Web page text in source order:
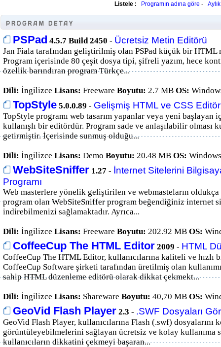
Listele : Programın adına göre -
PSPad 4.5.7 Build 2450 - Ücretsiz Metin Editörü
Jan Fiala tarafından geliştirilmiş olan PSPad küçük bir HTML
Program içerisinde 80 çeşit dosya tipi, şifreli yazım, hece
özellik barındıran program Türkçe...
Dili: İngilizce Lisans: Freeware Boyutu: 2.7 MB OS:
TopStyle 5.0.0.89 - Gelişmiş HTML ve CSS
TopStyle programı web tasarım yapanlar veya yeni
kullanışlı bir editördür. Program sade ve anlaşılabilir olması
getirmiştir. İçerisinde sunmuş olduğu...
Dili: İngilizce Lisans: Demo Boyutu: 20.48 MB OS:
WebSiteSniffer 1.27 - İnternet Sitelerini
Programı
Web masterlere yönelik geliştirilen ve webmasteların
program olan WebSiteSniffer program beğendiğiniz internet
indirebilmenizi sağlamaktadır. Ayrıca...
Dili: İngilizce Lisans: Freeware Boyutu: 202.92 MB OS:
CoffeeCup The HTML Editor 2009 - HTML
CoffeeCup The HTML Editor, kullanıcılarına kaliteli ve hızlı
CoffeeCup Software şirketi tarafından üretilmiş olan
sahip HTML düzenleme editörü olarak dikkat çekmekt...
Dili: İngilizce Lisans: Shareware Boyutu: 40,70 MB OS:
GeoVid Flash Player 2.3 - .SWF Dosyaları
GeoVid Flash Player, kullanıcılarına Flash (.swf)
görüntüleyebilmelerini sağlayan ücretsiz ve kolay kullanıma
kullanıcıların dikkatini çekmeyi başaran...